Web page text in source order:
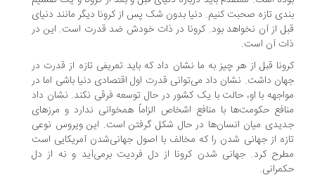
تازه صحبت کنیم. دنیا بدون شک پس از کرونا دیگر مانند دنیای
از آن نخواهد بود. کرونا در ذات خودش ضد قدرت است. این در
آن است.
قبل از هر چیز به ما نشان داد که باید تعریفی تازه از قدرت در
داشت. نشان داد می‌توانی قدرت اول اقتصادی دنیا باشی اما در
با او، حالت با یک کشور در حال توسعه فرقی نکند. نشان داد
حکومت‌ها با منافع اشخاص الزاماً همخوانی ندارد و مرزهای
میان انسان‌ها در حال شکل گرفتن است. این ویروس نوعی
از جهانی شدن را که مخالف با اصول جهانی‌شدن آمریکایی است
کرد. جهانی شدن کرونا از دل فردیت برمی‌آید و نه از دل